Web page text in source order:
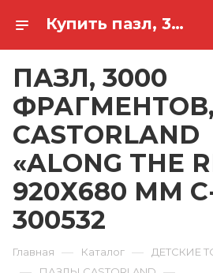
Купить пазл, 3000 фрагментов, castorland «along the river», 920х680 мм C-300532 в Ростове-на-Дону
ПАЗЛ, 3000
ФРАГМЕНТОВ,
CASTORLAND
«ALONG THE
920Х680 ММ
300532
Главная — Каталог — ДЕТСКИЕ